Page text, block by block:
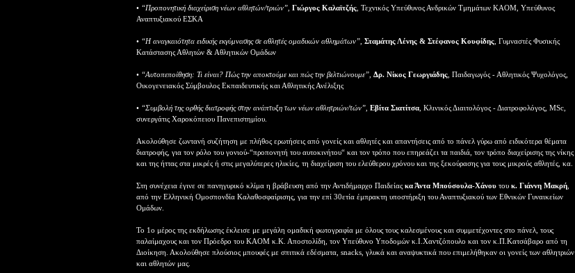
• “Προπονητική διαχείριση νέων αθλητών/τριών” Γιώργος Καλαϊτζής , Τεχνικός Υπεύθυνος Ανδρικών Τμημάτων ΚΑΟM, Υπεύθυνος
Αναπτυξιακού ΕΣΚΑ
• “Η αναγκαιότητα ειδικής εκγύμνασης σε αθλητές ομαδικών αθλημάτων” Σταμάτης Λένης & Στέφανος Κουφίδης , Γυμναστές Φυσικής
Κατάστασης Αθλητών & Αθλητικών Ομάδων
• “Αυτοπεποίθηση: Τι είναι? Πώς την αποκτούμε και πώς την βελτιώνουμε” Δρ. Νίκος Γεωργιάδης , Παιδαγωγός - Αθλητικός Ψυχολόγος,
Οικογενειακός Σύμβουλος Εκπαιδευτικής και Αθλητικής Ανέλιξης
• “Συμβολή της ορθής διατροφής στην ανάπτυξη των νέων αθλητριών/τών” Εβίτα Σιατίτσα , Κλινικός Διαιτολόγος - Διατροφολόγος, MSc,
συνεργάτις Χαροκόπειου Πανεπιστημίου.
Ακολούθησε ζωντανή συζήτηση με πλήθος ερωτήσεις από γονείς και αθλητές και απαντήσεις από το πάνελ γύρω από ειδικότερα θέματα
διατροφής, για τον ρόλο του γονιού-“προπονητή του αυτοκινήτου“ και τον τρόπο που επηρεάζει τα παιδιά, τον τρόπο διαχείρισης της νίκης
και της ήττας στα μικρές ή στις μεγαλύτερες ηλικίες, τη διαχείριση του ελεύθερου χρόνου και της ξεκούρασης για τους μικρούς αθλητές, κα.
Στη συνέχεια έγινε σε πανηγυρικό κλίμα η βράβευση από την Αντιδήμαρχο Παιδείας κα Άντα Μπούσουλα-Χάνου του κ. Γιάννη Μακρή
από την Ελληνική Ομοσπονδία Καλαθοσφαίρισης, για την επί 30ετία έμπρακτη υποστήριξη του Αναπτυξιακού των Εθνικών Γυναικείων
Ομάδων.
Το 1ο μέρος της εκδήλωσης έκλεισε με μεγάλη ομαδική φωτογραφία με όλους τους καλεσμένους και συμμετέχοντες στο πάνελ, τους
παλαίμαχους και τον Πρόεδρο του ΚΑΟΜ κ.Κ. Αποστολίδη, τον Υπεύθυνο Υποδομών κ.Ι.Χαντζόπουλο και τον κ.Π.Κατσάβαρο από τη
Διοίκηση. Ακολούθησε πλούσιος μπουφές με σπιτικά εδέσματα, snacks, γλυκά και αναψυκτικά που επιμελήθηκαν οι γονείς των αθλητριών
και αθλητών μας.